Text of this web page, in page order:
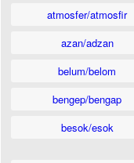
atmosfer/atmosfir
azan/adzan
belum/belom
bengep/bengap
besok/esok